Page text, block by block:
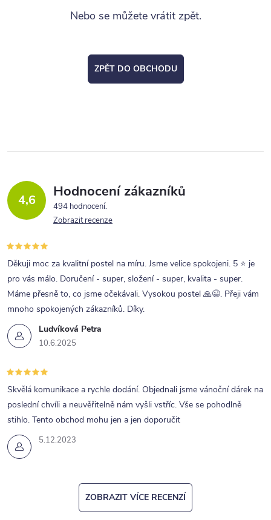
Nebo se můžete vrátit zpět.
ZPĚT DO OBCHODU
4,6 Hodnocení zákazníků
494 hodnocení
Zobrazit recenze
Ludvíková Petra
10.6.2025
Děkuji moc za kvalitní postel na míru. Jsme velice spokojeni. 5 ⭐ je
pro vás málo. Doručení - super, složení - super, kvalita - super.
Máme přesně to, co jsme očekávali. Vysokou postel 🙏😉. Přeji vám
mnoho spokojených zákazníků. Díky.
5.12.2023
Skvělá komunikace a rychle dodání. Objednali jsme vánoční dárek na
poslední chvíli a neuvěřitelně nám vyšli vstříc. Vše se pohodlně
stihlo. Tento obchod mohu jen a jen doporučit
ZOBRAZIT VÍCE RECENZÍ